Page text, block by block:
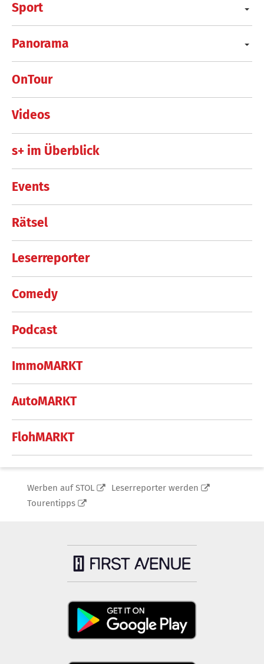
Sport
Panorama
OnTour
Videos
s+ im Überblick
Events
Rätsel
Leserreporter
Comedy
Podcast
ImmoMARKT
AutoMARKT
FlohMARKT
Werben auf STOL
Leserreporter werden
Tourentipps